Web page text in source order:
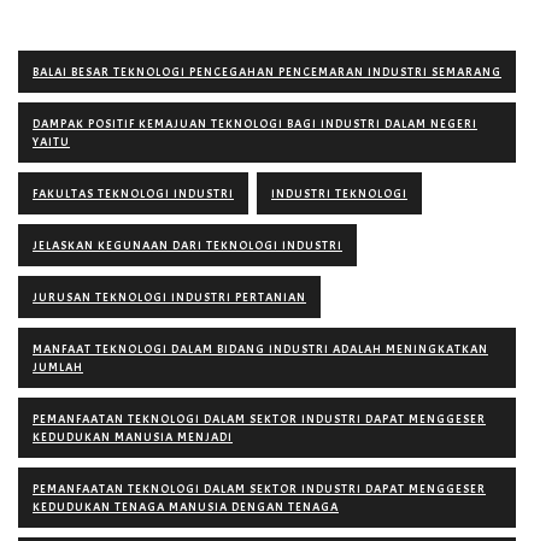
BALAI BESAR TEKNOLOGI PENCEGAHAN PENCEMARAN INDUSTRI SEMARANG
DAMPAK POSITIF KEMAJUAN TEKNOLOGI BAGI INDUSTRI DALAM NEGERI
YAITU
FAKULTAS TEKNOLOGI INDUSTRI INDUSTRI TEKNOLOGI
JELASKAN KEGUNAAN DARI TEKNOLOGI INDUSTRI
JURUSAN TEKNOLOGI INDUSTRI PERTANIAN
MANFAAT TEKNOLOGI DALAM BIDANG INDUSTRI ADALAH MENINGKATKAN
JUMLAH
PEMANFAATAN TEKNOLOGI DALAM SEKTOR INDUSTRI DAPAT MENGGESER
KEDUDUKAN MANUSIA MENJADI
PEMANFAATAN TEKNOLOGI DALAM SEKTOR INDUSTRI DAPAT MENGGESER
KEDUDUKAN TENAGA MANUSIA DENGAN TENAGA